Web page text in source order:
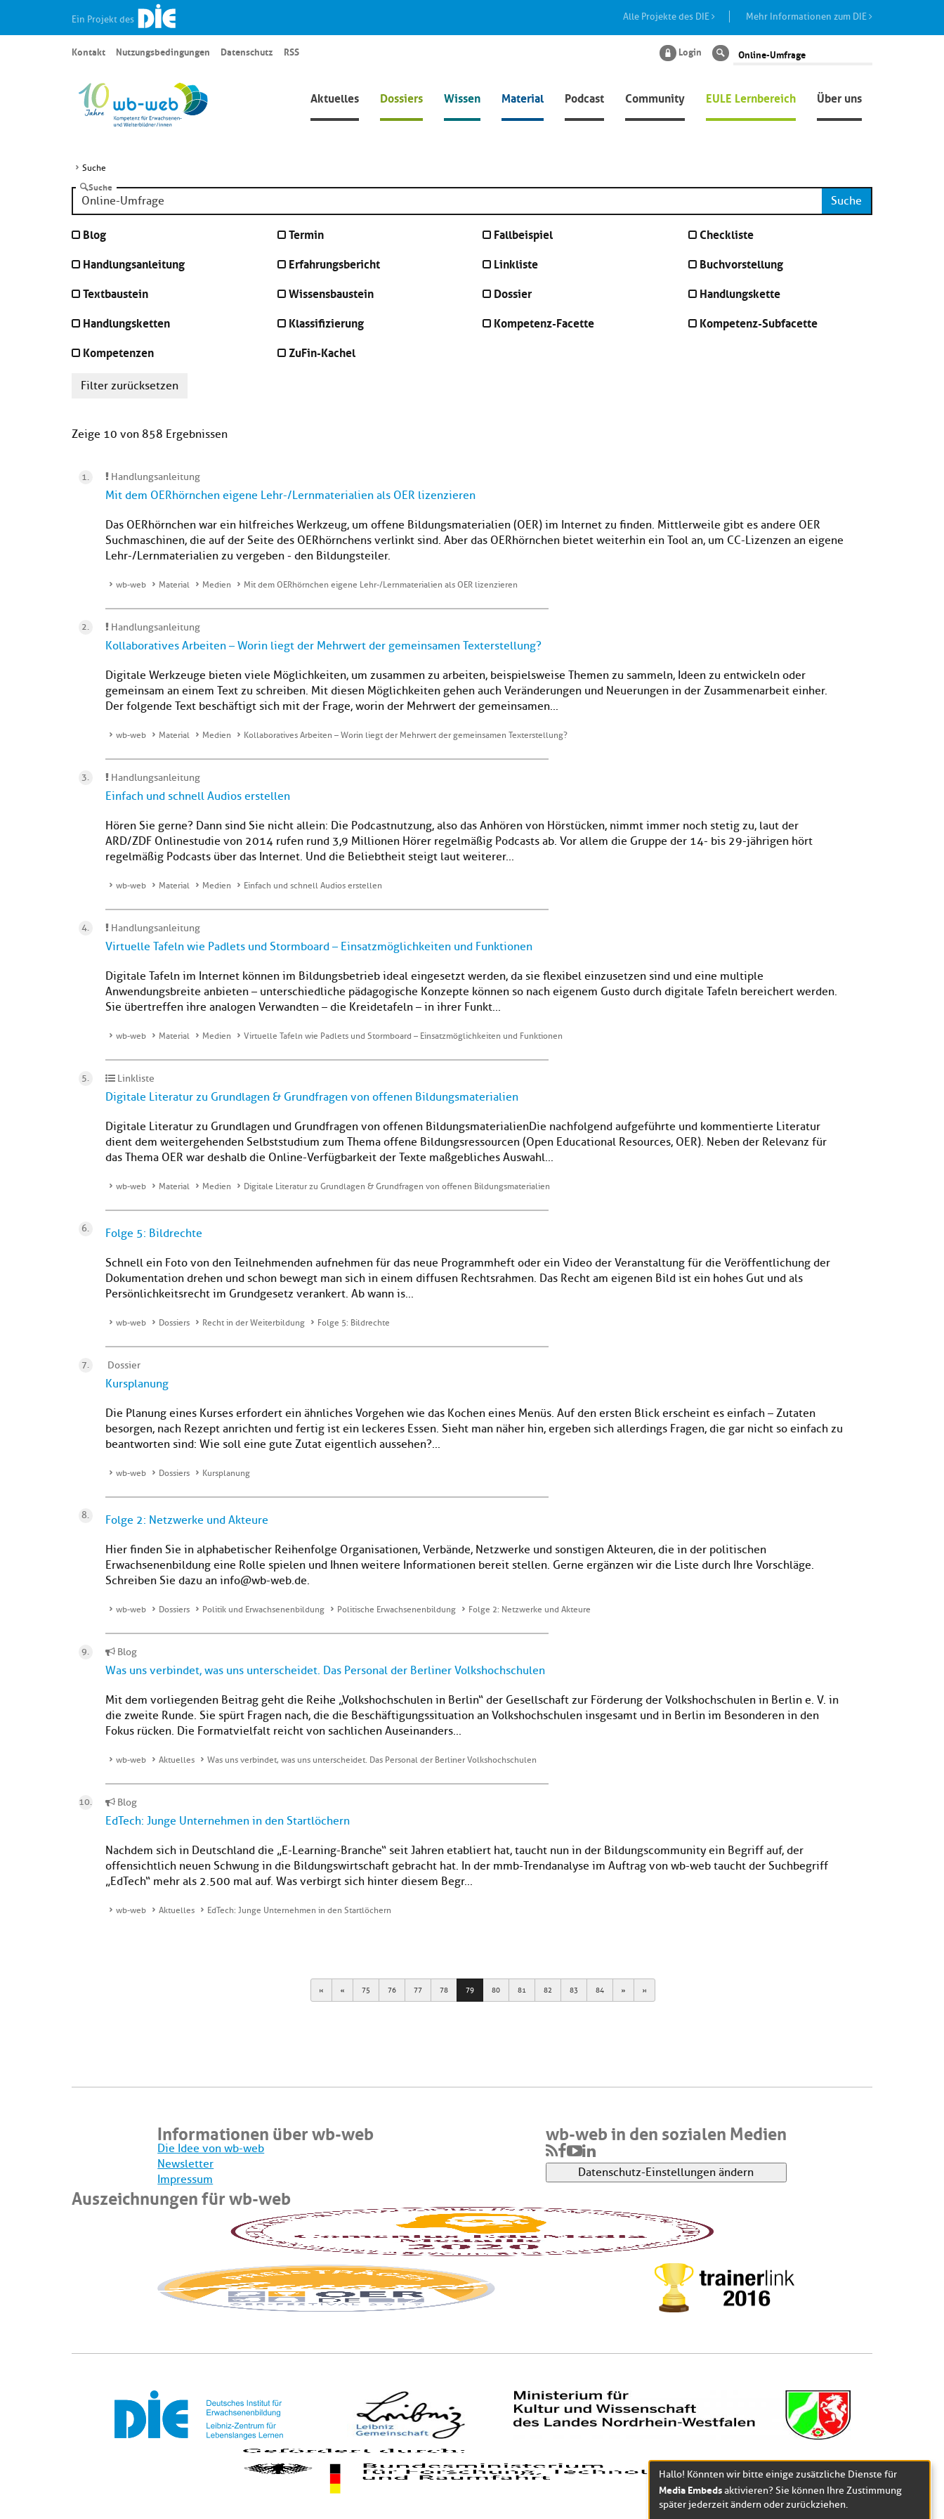
Ein Projekt des Alle Projekte des DIE Mehr Informationen zum DIE
Aktuelles Dossiers Wissen Material Podcast Community EULE Lernbereich Über uns
Kontakt Nutzungsbedingungen Datenschutz RSS Login Suche
Suche
Suche
Suche
Blog Termin Fallbeispiel
Checkliste
Handlungsanleitung
Erfahrungsbericht Linkliste
Buchvorstellung
Textbaustein
Wissensbaustein Dossier
Handlungskette
Handlungsketten
Klassifizierung Kompetenz-Facette
Kompetenz-Subfacette
Kompetenzen
ZuFin-Kachel
Filter zurücksetzen
Zeige 10 von 858 Ergebnissen
Handlungsanleitung
Mit dem OERhörnchen eigene Lehr-/Lernmaterialien als OER lizenzieren
Das OERhörnchen war ein hilfreiches Werkzeug, um offene Bildungsmaterialien (OER) im Internet zu finden. Mittlerweile gibt es andere OER
Suchmaschinen, die auf der Seite des OERhörnchens verlinkt sind. Aber das OERhörnchen bietet weiterhin ein Tool an, um CC-Lizenzen an eigene
Lehr-/Lernmaterialien zu vergeben - den Bildungsteiler.
wb-web Material Medien Mit dem OERhörnchen eigene Lehr-/Lernmaterialien als OER lizenzieren
Handlungsanleitung
Kollaboratives Arbeiten – Worin liegt der Mehrwert der gemeinsamen Texterstellung?
Digitale Werkzeuge bieten viele Möglichkeiten, um zusammen zu arbeiten, beispielsweise Themen zu sammeln, Ideen zu entwickeln oder
gemeinsam an einem Text zu schreiben. Mit diesen Möglichkeiten gehen auch Veränderungen und Neuerungen in der Zusammenarbeit einher.
Der folgende Text beschäftigt sich mit der Frage, worin der Mehrwert der gemeinsamen...
wb-web Material Medien Kollaboratives Arbeiten – Worin liegt der Mehrwert der gemeinsamen Texterstellung?
Handlungsanleitung
Einfach und schnell Audios erstellen
Hören Sie gerne? Dann sind Sie nicht allein: Die Podcastnutzung, also das Anhören von Hörstücken, nimmt immer noch stetig zu, laut der
ARD/ZDF Onlinestudie von 2014 rufen rund 3,9 Millionen Hörer regelmäßig Podcasts ab. Vor allem die Gruppe der 14- bis 29-jährigen hört
regelmäßig Podcasts über das Internet. Und die Beliebtheit steigt laut weiterer...
wb-web Material Medien Einfach und schnell Audios erstellen
Handlungsanleitung
Virtuelle Tafeln wie Padlets und Stormboard – Einsatzmöglichkeiten und Funktionen
Digitale Tafeln im Internet können im Bildungsbetrieb ideal eingesetzt werden, da sie flexibel einzusetzen sind und eine multiple
Anwendungsbreite anbieten – unterschiedliche pädagogische Konzepte können so nach eigenem Gusto durch digitale Tafeln bereichert werden.
Sie übertreffen ihre analogen Verwandten – die Kreidetafeln – in ihrer Funkt...
wb-web Material Medien Virtuelle Tafeln wie Padlets und Stormboard – Einsatzmöglichkeiten und Funktionen
Linkliste
Digitale Literatur zu Grundlagen & Grundfragen von offenen Bildungsmaterialien
Digitale Literatur zu Grundlagen und Grundfragen von offenen BildungsmaterialienDie nachfolgend aufgeführte und kommentierte Literatur
dient dem weitergehenden Selbststudium zum Thema offene Bildungsressourcen (Open Educational Resources, OER). Neben der Relevanz für
das Thema OER war deshalb die Online-Verfügbarkeit der Texte maßgebliches Auswahl...
wb-web Material Medien Digitale Literatur zu Grundlagen & Grundfragen von offenen Bildungsmaterialien
Folge 5: Bildrechte
Schnell ein Foto von den Teilnehmenden aufnehmen für das neue Programmheft oder ein Video der Veranstaltung für die Veröffentlichung der
Dokumentation drehen und schon bewegt man sich in einem diffusen Rechtsrahmen. Das Recht am eigenen Bild ist ein hohes Gut und als
Persönlichkeitsrecht im Grundgesetz verankert. Ab wann is...
wb-web Dossiers Recht in der Weiterbildung Folge 5: Bildrechte
Dossier
Kursplanung
Die Planung eines Kurses erfordert ein ähnliches Vorgehen wie das Kochen eines Menüs. Auf den ersten Blick erscheint es einfach – Zutaten
besorgen, nach Rezept anrichten und fertig ist ein leckeres Essen. Sieht man näher hin, ergeben sich allerdings Fragen, die gar nicht so einfach zu
beantworten sind: Wie soll eine gute Zutat eigentlich aussehen?...
wb-web Dossiers Kursplanung
Folge 2: Netzwerke und Akteure
Hier finden Sie in alphabetischer Reihenfolge Organisationen, Verbände, Netzwerke und sonstigen Akteuren, die in der politischen
Erwachsenenbildung eine Rolle spielen und Ihnen weitere Informationen bereit stellen. Gerne ergänzen wir die Liste durch Ihre Vorschläge.
Schreiben Sie dazu an info@wb-web.de.
wb-web Dossiers Politik und Erwachsenenbildung Politische Erwachsenenbildung Folge 2: Netzwerke und Akteure
Blog
Was uns verbindet, was uns unterscheidet. Das Personal der Berliner Volkshochschulen
Mit dem vorliegenden Beitrag geht die Reihe „Volkshochschulen in Berlin“ der Gesellschaft zur Förderung der Volkshochschulen in Berlin e. V. in
die zweite Runde. Sie spürt Fragen nach, die die Beschäftigungssituation an Volkshochschulen insgesamt und in Berlin im Besonderen in den
Fokus rücken. Die Formatvielfalt reicht von sachlichen Auseinanders...
wb-web Aktuelles Was uns verbindet, was uns unterscheidet. Das Personal der Berliner Volkshochschulen
Blog
EdTech: Junge Unternehmen in den Startlöchern
Nachdem sich in Deutschland die „E-Learning-Branche“ seit Jahren etabliert hat, taucht nun in der Bildungscommunity ein Begriff auf, der
offensichtlich neuen Schwung in die Bildungswirtschaft gebracht hat. In der mmb-Trendanalyse im Auftrag von wb-web taucht der Suchbegriff
„EdTech“ mehr als 2.500 mal auf. Was verbirgt sich hinter diesem Begr...
wb-web Aktuelles EdTech: Junge Unternehmen in den Startlöchern
First Previous
75 76 77 78 79 80 81 82 83 84 Next Last
Informationen über wb-web
Die Idee von wb-web
Newsletter
Impressum
wb-web in den sozialen Medien
Datenschutz-Einstellungen ändern
Auszeichnungen für wb-web
Hallo! Könnten wir bitte einige zusätzliche Dienste für
Media Embedsaktivieren? Sie können Ihre Zustimmung
später jederzeit ändern oder zurückziehen.